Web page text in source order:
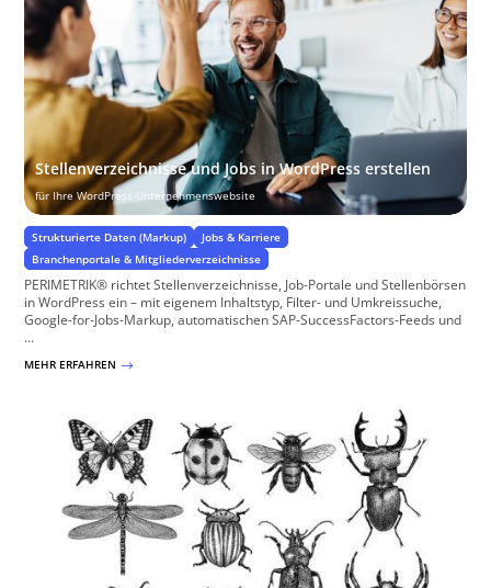
Stellenverzeichnisse und Jobs in WordPress erstellen
für Ihre WordPress-Unternehmenswebsite
Strukturierte Daten (Markup)
Jobs & Karriere
Branchenportale & Mitgliederverzeichnisse
PERIMETRIK® richtet Stellenverzeichnisse, Job-Portale und Stellenbörsen
in WordPress ein – mit eigenem Inhaltstyp, Filter- und Umkreissuche,
Google-for-Jobs-Markup, automatischen SAP-SuccessFactors-Feeds und
...
MEHR ERFAHREN $